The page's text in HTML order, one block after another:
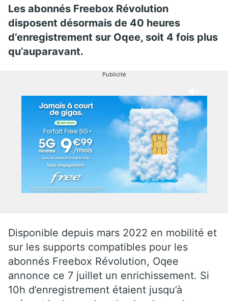
Les abonnés Freebox Révolution
disposent désormais de 40 heures
d’enregistrement sur Oqee, soit 4 fois plus
qu’auparavant.
Publicité
Disponible depuis mars 2022 en mobilité et
sur les supports compatibles pour les
abonnés Freebox Révolution, Oqee
annonce ce 7 juillet un enrichissement. Si
10h d’enregistrement étaient jusqu’à